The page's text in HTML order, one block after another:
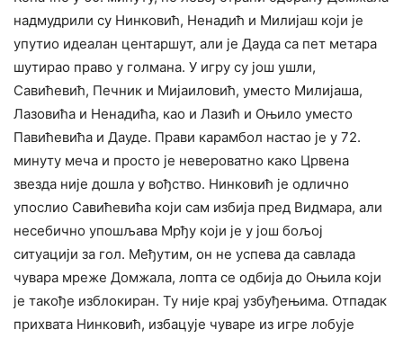
надмудрили су Нинковић, Ненадић и Милијаш који је
упутио идеалан центаршут, али је Дауда са пет метара
шутирао право у голмана. У игру су још ушли,
Савићевић, Печник и Мијаиловић, уместо Милијаша,
Лазовића и Ненадића, као и Лазић и Оњило уместо
Павићевића и Дауде. Прави карамбол настао је у 72.
минуту меча и просто је невероватно како Црвена
звезда није дошла у вођство. Нинковић је одлично
упослио Савићевића који сам избија пред Видмара, али
несебично упошљава Мрђу који је у још бољој
ситуацији за гол. Међутим, он не успева да савлада
чувара мреже Домжала, лопта се одбија до Оњила који
је такође изблокиран. Ту није крај узбуђењима. Отпадак
прихвата Нинковић, избацује чуваре из игре лобује